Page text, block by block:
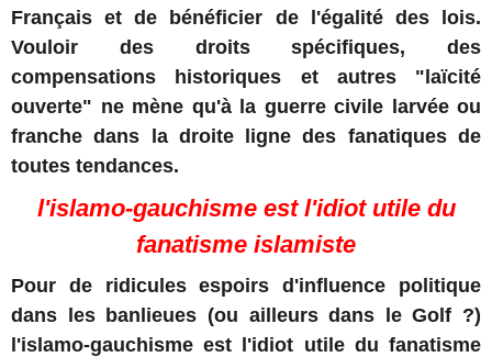
Français et de bénéficier de l'égalité des lois.
Vouloir des droits spécifiques, des
compensations historiques et autres "laïcité
ouverte" ne mène qu'à la guerre civile larvée ou
franche dans la droite ligne des fanatiques de
toutes tendances.
l'islamo-gauchisme est l'idiot utile du
fanatisme islamiste
Pour de ridicules espoirs d'influence politique
dans les banlieues (ou ailleurs dans le Golf ?)
l'islamo-gauchisme est l'idiot utile du fanatisme